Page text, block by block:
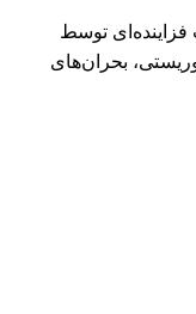
توسط
بحران‌های